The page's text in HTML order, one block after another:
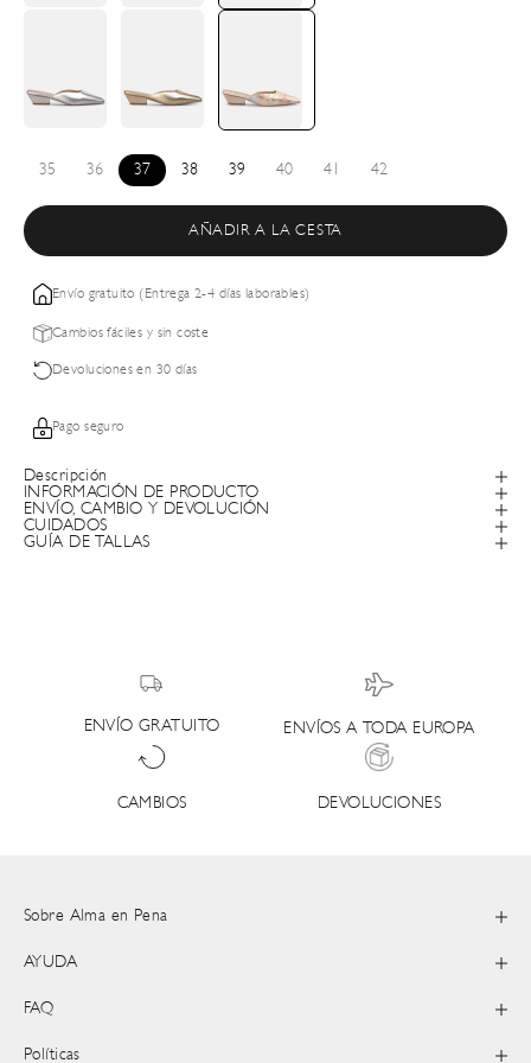
35 36 37 38 39 40 41 42
AÑADIR A LA CESTA
Envío gratuito (Entrega 2-4 días laborables)
Cambios fáciles y sin coste
Devoluciones en 30 días
Pago seguro
Descripción
INFORMACIÓN DE PRODUCTO
ENVÍO, CAMBIO Y DEVOLUCIÓN
CUIDADOS
GUÍA DE TALLAS
ENVÍO GRATUITO ENVÍOS A TODA EUROPA
CAMBIOS DEVOLUCIONES
Sobre Alma en Pena
AYUDA
FAQ
Políticas